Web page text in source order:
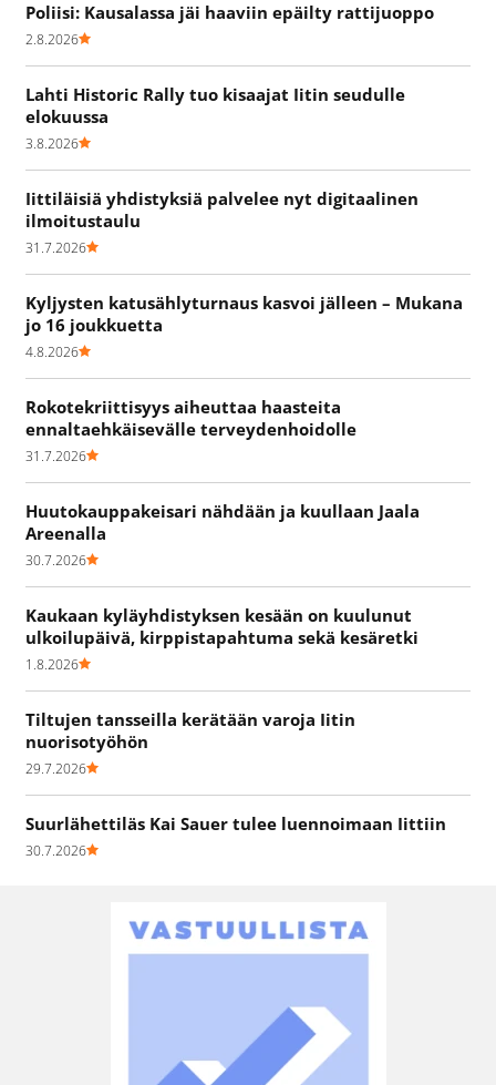
Poliisi: Kausalassa jäi haaviin epäilty rattijuoppo
2.8.2026
Lahti Historic Rally tuo kisaajat Iitin seudulle
elokuussa
3.8.2026
Iittiläisiä yhdistyksiä palvelee nyt digitaalinen
ilmoitustaulu
31.7.2026
Kyljysten katusählyturnaus kasvoi jälleen – Mukana
jo 16 joukkuetta
4.8.2026
Rokotekriittisyys aiheuttaa haasteita
ennaltaehkäisevälle terveydenhoidolle
31.7.2026
Huutokauppakeisari nähdään ja kuullaan Jaala
Areenalla
30.7.2026
Kaukaan kyläyhdistyksen kesään on kuulunut
ulkoilupäivä, kirppistapahtuma sekä kesäretki
1.8.2026
Tiltujen tansseilla kerätään varoja Iitin
nuorisotyöhön
29.7.2026
Suurlähettiläs Kai Sauer tulee luennoimaan Iittiin
30.7.2026